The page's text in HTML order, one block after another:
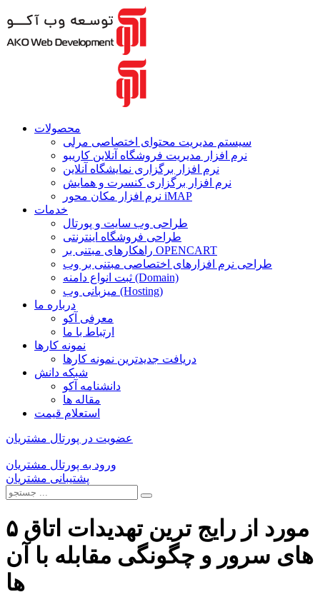
محصولات
سیستم مدیریت محتوای اختصاصی مرلی
نرم افزار مدیریت فروشگاه آنلاین کاریبو
نرم افزار برگزاری نمایشگاه آنلاین
نرم افزار برگزاری کنسرت و همایش
نرم افزار مکان محور iMAP
خدمات
طراحی وب سایت و پورتال
طراحی فروشگاه اینترنتی
راهکارهای مبتنی بر OPENCART
طراحی نرم افزارهای اختصاصی مبتنی بر وب
ثبت انواع دامنه (Domain)
میزبانی وب (Hosting)
درباره ما
معرفی آکو
ارتباط با ما
نمونه کارها
دریافت جدیدترین نمونه کارها
شبکه دانش
دانشنامه آکو
مقاله ها
استعلام قیمت
عضویت در پورتال مشتریان
ورود به پورتال مشتریان
پشتیبانی مشتریان
۵ مورد از رایج ترین تهدیدات اتاق
های سرور و چگونگی مقابله با آن
ها